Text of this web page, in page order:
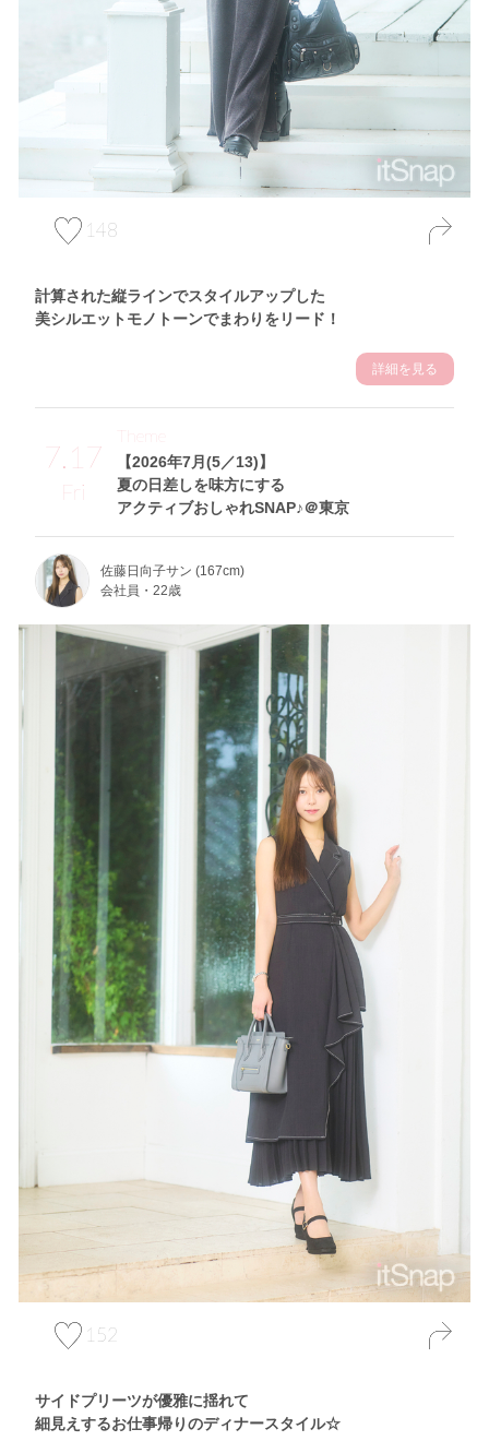
148
計算された縦ラインでスタイルアップした
美シルエットモノトーンでまわりをリード！
詳細を見る
7.17
Fri
【2026年7月(5／13)】
夏の日差しを味方にする
アクティブおしゃれSNAP♪＠東京
Theme
佐藤日向子サン (167cm)
会社員・22歳
152
サイドプリーツが優雅に揺れて
細見えするお仕事帰りのディナースタイル☆